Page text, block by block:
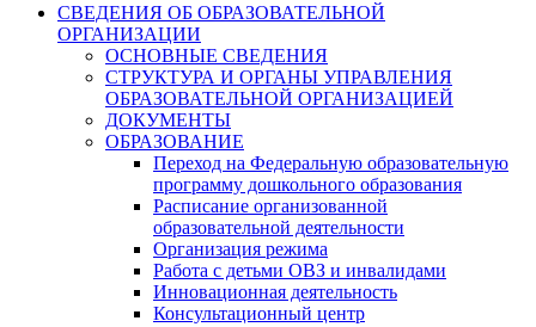
СВЕДЕНИЯ ОБ ОБРАЗОВАТЕЛЬНОЙ
ОРГАНИЗАЦИИ
ОСНОВНЫЕ СВЕДЕНИЯ
СТРУКТУРА И ОРГАНЫ УПРАВЛЕНИЯ
ОБРАЗОВАТЕЛЬНОЙ ОРГАНИЗАЦИЕЙ
ДОКУМЕНТЫ
ОБРАЗОВАНИЕ
Переход на Федеральную образовательную
программу дошкольного образования
Расписание организованной
образовательной деятельности
Организация режима
Работа с детьми ОВЗ и инвалидами
Инновационная деятельность
Консультационный центр